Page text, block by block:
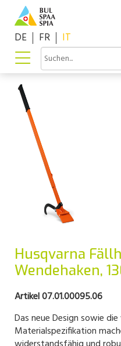
DE FR IT
Husqvarna
Wendehaken,
Artikel 07.01.00095.06
Das neue Design sowie
Materialspezifikation